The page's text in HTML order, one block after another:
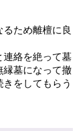
ため離檀に良
絡を絶って墓
縁墓になって撤
をしてもらう